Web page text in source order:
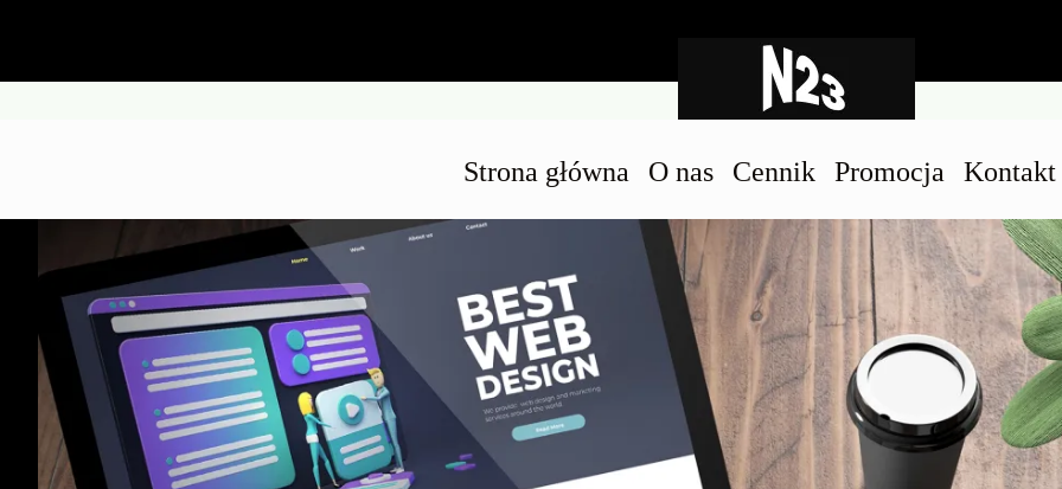
Strona główna O nas Cennik Promocja Kontakt